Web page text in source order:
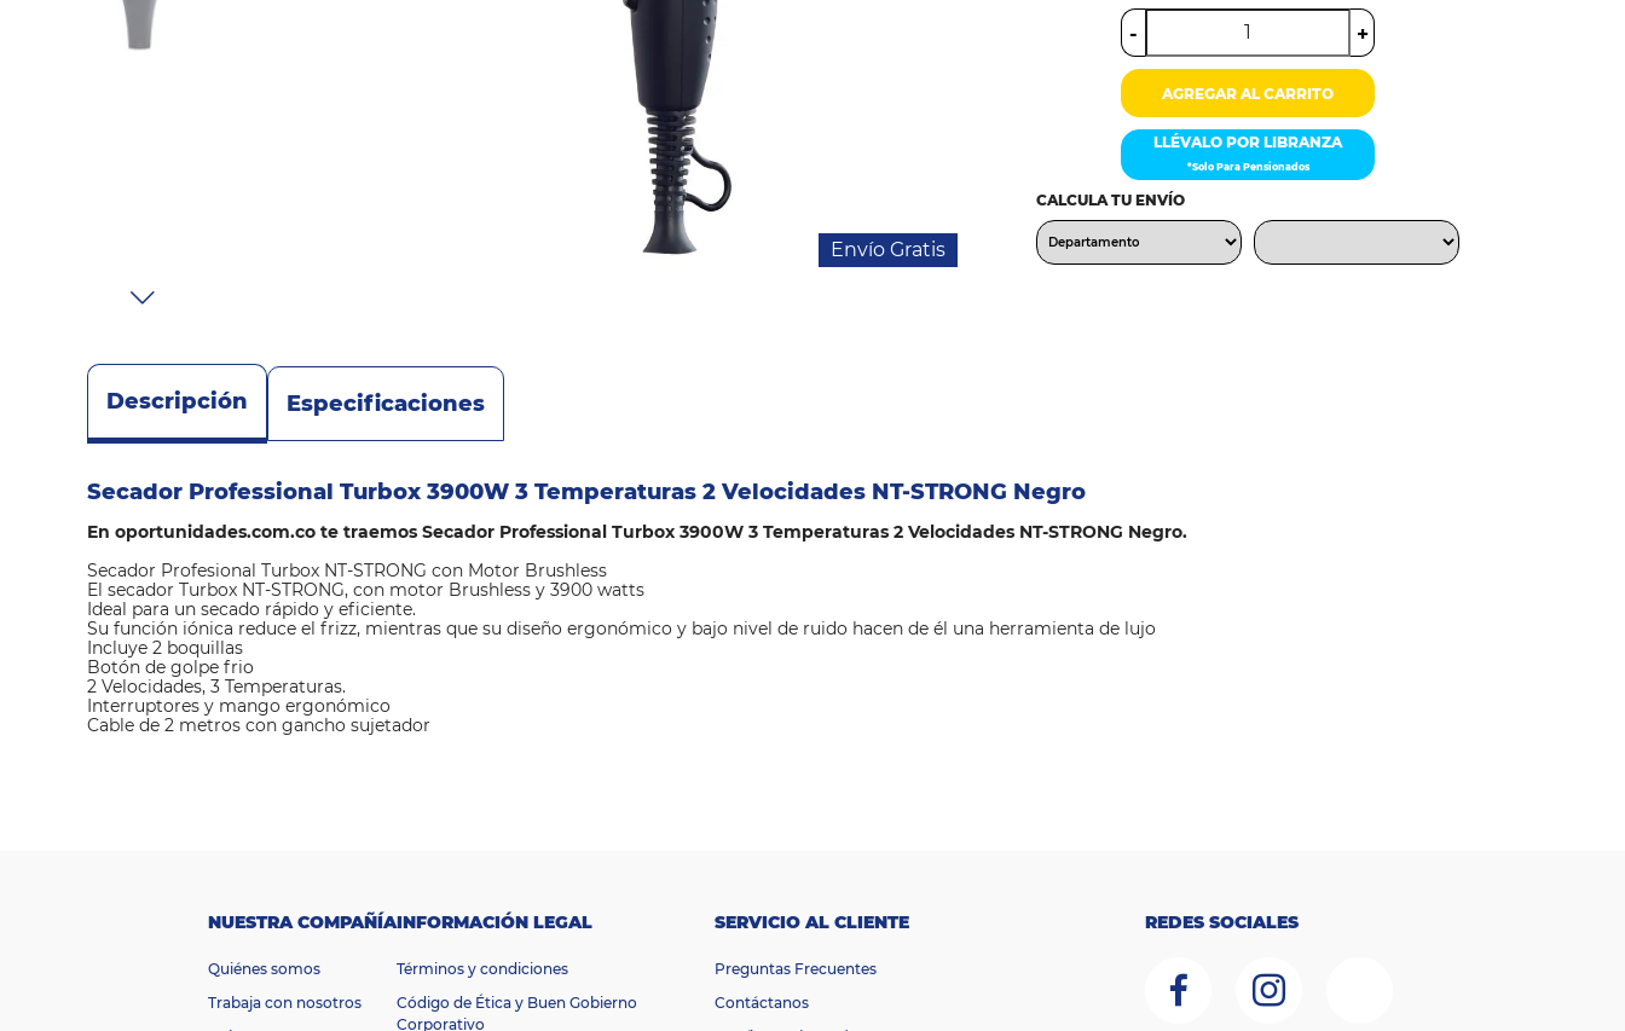
Herramientas
Cuidado
Envío Gratis
- +
AGREGAR AL CARRITO
LLÉVALO POR LIBRANZA
*Solo Para Pensionados
CALCULA TU ENVÍO
Descripción Especificaciones
Secador Professional Turbox 3900W 3 Temperaturas 2 Velocidades NT-STRONG Negro
En oportunidades.com.co te traemos Secador Professional Turbox 3900W 3 Temperaturas 2 Velocidades NT-STRONG Negro.
Secador Profesional Turbox NT-STRONG con Motor Brushless
El secador Turbox NT-STRONG, con motor Brushless y 3900 watts
Ideal para un secado rápido y eficiente.
Su función iónica reduce el frizz, mientras que su diseño ergonómico y bajo nivel de ruido hacen de él una herramienta de lujo
Incluye 2 boquillas
Botón de golpe frio
2 Velocidades, 3 Temperaturas.
Interruptores y mango ergonómico
Cable de 2 metros con gancho sujetador
Secador
Professional
NUESTRA COMPAÑÍA
Quiénes somos
Trabaja con nosotros
INFORMACIÓN LEGAL
Términos y condiciones
Código de Ética y Buen Gobierno
Corporativo
SERVICIO AL CLIENTE
Preguntas Frecuentes
Contáctanos
REDES SOCIALES